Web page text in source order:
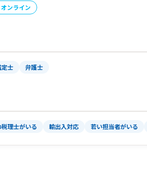
ンライン
定士 弁護士
理士がいる 輸出入対応 若い担当者がいる